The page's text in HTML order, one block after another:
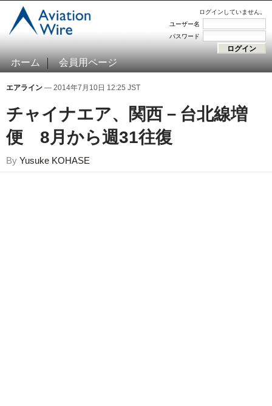
ログインしていません。
ユーザー名
パスワード
ホーム 会員用ページ
エアライン — 2014年7月10日 12:25 JST
チャイナエア、関西－台北線増
便 8月から週31往復
By Yusuke KOHASE